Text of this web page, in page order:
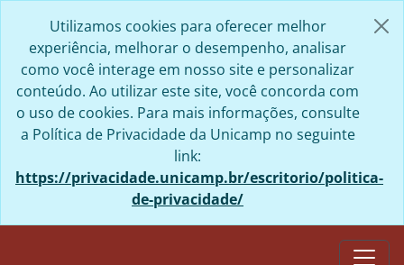
Utilizamos cookies para oferecer melhor
experiência, melhorar o desempenho, analisar
como você interage em nosso site e personalizar
conteúdo. Ao utilizar este site, você concorda com
o uso de cookies. Para mais informações, consulte
a Política de Privacidade da Unicamp no seguinte
link:
https://privacidade.unicamp.br/escritorio/politica-
de-privacidade/